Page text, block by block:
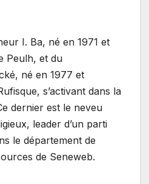
I. Ba, né en 1971 et
Peulh, et du
né en 1977 et
s’activant dans la
dernier est le neveu
leader d’un parti
le département de
de Seneweb.